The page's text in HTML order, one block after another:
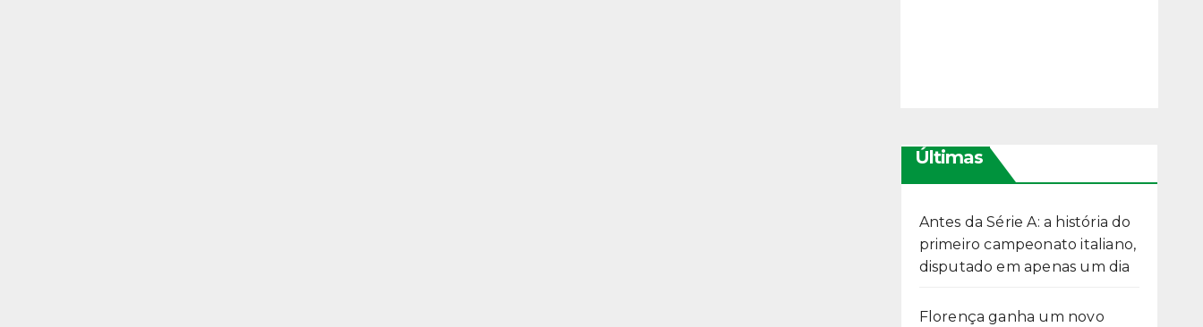
Últimas
Antes da Série A: a história do
primeiro campeonato italiano,
disputado em apenas um dia
Florença ganha um novo